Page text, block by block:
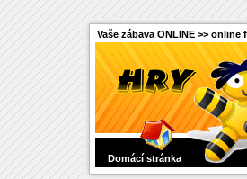
Vaše zábava ONLINE >> online
Domácí stránka